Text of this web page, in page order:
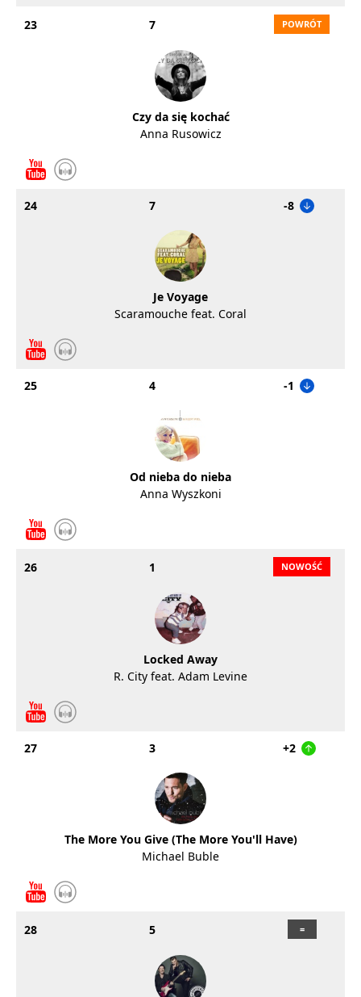
23 7
Czy da się kochać
Anna Rusowicz
24 7 -8
Je Voyage
Scaramouche feat. Coral
25 4 -1
Od nieba do nieba
Anna Wyszkoni
26 1
Locked Away
R. City feat. Adam Levine
27 3 +2
The More You Give (The More You'll Have)
Michael Buble
28 5